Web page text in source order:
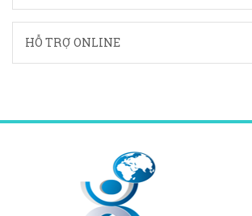
HỖ TRỢ ONLINE